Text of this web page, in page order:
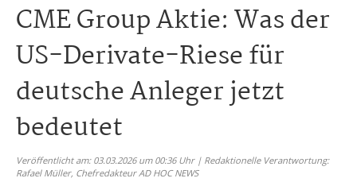
CME Group Aktie: Was der
US-Derivate-Riese für
deutsche Anleger jetzt
bedeutet
Veröffentlicht am: 03.03.2026 um 00:36 Uhr | Redaktionelle Verantwortung:
Rafael Müller, Chefredakteur AD HOC NEWS